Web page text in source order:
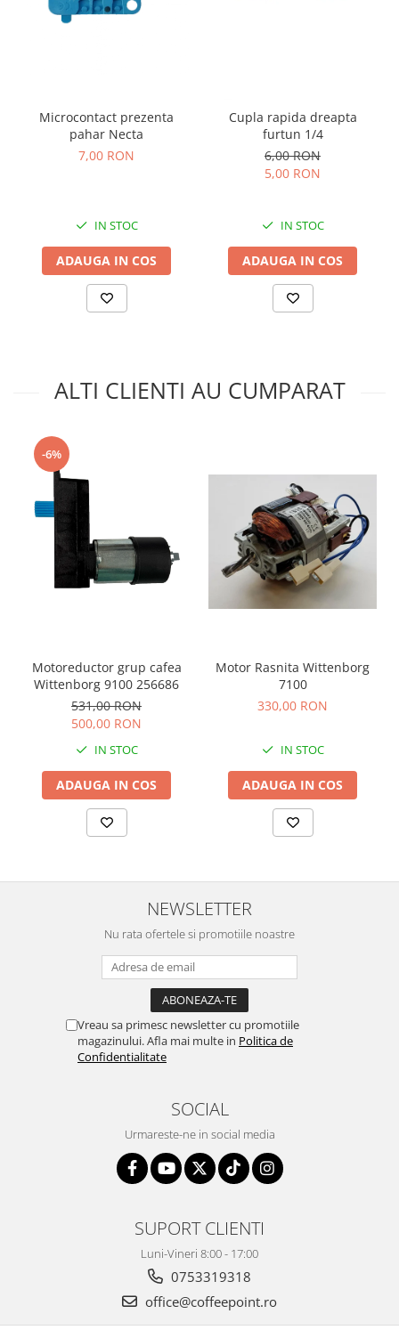
Microcontact prezenta
pahar Necta
7,00 RON
IN STOC
ADAUGA IN COS
Cupla rapida dreapta
furtun 1/4
6,00 RON
5,00 RON
IN STOC
ADAUGA IN COS
ALTI CLIENTI AU CUMPARAT
-6%
Motoreductor grup cafea
Wittenborg 9100 256686
531,00 RON
500,00 RON
IN STOC
ADAUGA IN COS
Motor Rasnita Wittenborg
7100
330,00 RON
IN STOC
ADAUGA IN COS
NEWSLETTER
Nu rata ofertele si promotiile noastre
Vreau sa primesc newsletter cu promotiile
magazinului. Afla mai multe in Politica de
Confidentialitate
SOCIAL
Urmareste-ne in social media
SUPORT CLIENTI
Luni-Vineri 8:00 - 17:00
0753319318
office@coffeepoint.ro